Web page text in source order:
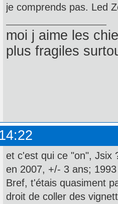
je comprends pas. Led
moi j aime les
plus fragiles
et c'est qui ce "on", Jsix
en 2007, +/- 3 ans;
Bref, t'étais quasiment
droit de coller des